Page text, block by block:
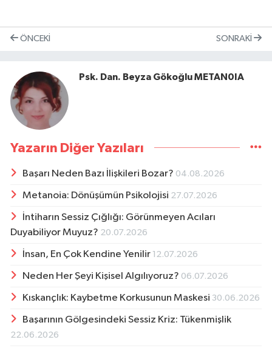
ÖNCEKI SONRAKI
Psk. Dan. Beyza Gökoğlu METAN0IA
Yazarın Diğer Yazıları
Başarı Neden Bazı İlişkileri Bozar? 04.08.2026
Metanoia: Dönüşümün Psikolojisi 27.07.2026
İntiharın Sessiz Çığlığı: Görünmeyen Acıları
Duyabiliyor Muyuz? 20.07.2026
İnsan, En Çok Kendine Yenilir 12.07.2026
Neden Her Şeyi Kişisel Algılıyoruz? 06.07.2026
Kıskançlık: Kaybetme Korkusunun Maskesi 30.06.2026
Başarının Gölgesindeki Sessiz Kriz: Tükenmişlik
22.06.2026